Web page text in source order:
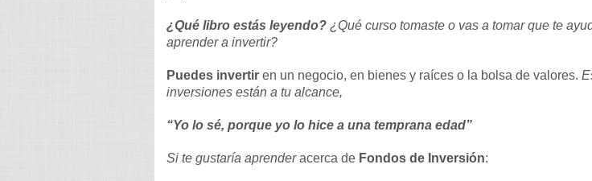
¿Qué libro estás leyendo? ¿Qué curso tomaste o vas a tomar que te
aprender a invertir?
Puedes invertir en un negocio, en bienes y raíces o la bolsa de valores.
inversiones están a tu alcance,
“Yo lo sé, porque yo lo hice a una temprana edad”
Si te gustaría aprenderacerca de Fondos de Inversión: